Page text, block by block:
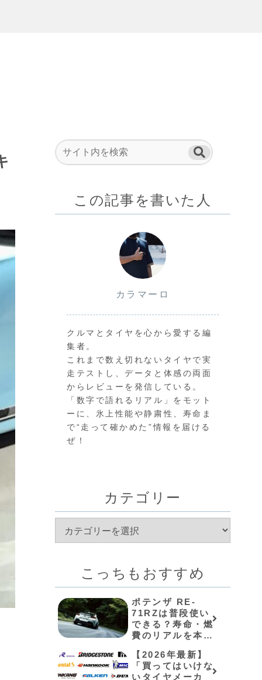
この記事を書いた人
カラマーロ
クルマとタイヤを心から愛する編
集者。
これまで数え切れないタイヤで実
走テストし、データと体感の両面
からレビューを発信している。
「数字で語れるリアル」をモット
ーに、氷上性能や静粛性、寿命ま
で“走って確かめた”情報を届ける
ぜ！
カテゴリー
こっちもおすすめ
ポテンザ RE-
71RZは普段使い
できる？寿命・燃
費のリアルを本音
【2026年最新】
「買ってはいけな
いタイヤメーカ